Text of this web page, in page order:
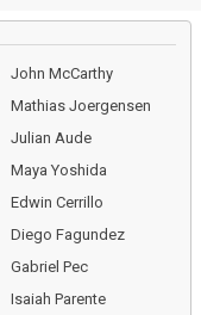
John McCarthy
Mathias Joergensen
Julian Aude
Maya Yoshida
Edwin Cerrillo
Diego Fagundez
Gabriel Pec
Isaiah Parente